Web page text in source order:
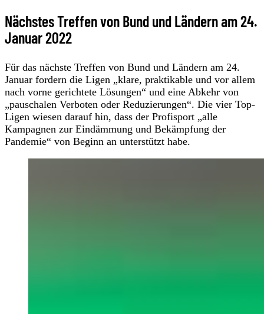
Nächstes Treffen von Bund und Ländern am 24.
Januar 2022
Für das nächste Treffen von Bund und Ländern am 24.
Januar fordern die Ligen „klare, praktikable und vor allem
nach vorne gerichtete Lösungen“ und eine Abkehr von
„pauschalen Verboten oder Reduzierungen“. Die vier Top-
Ligen wiesen darauf hin, dass der Profisport „alle
Kampagnen zur Eindämmung und Bekämpfung der
Pandemie“ von Beginn an unterstützt habe.